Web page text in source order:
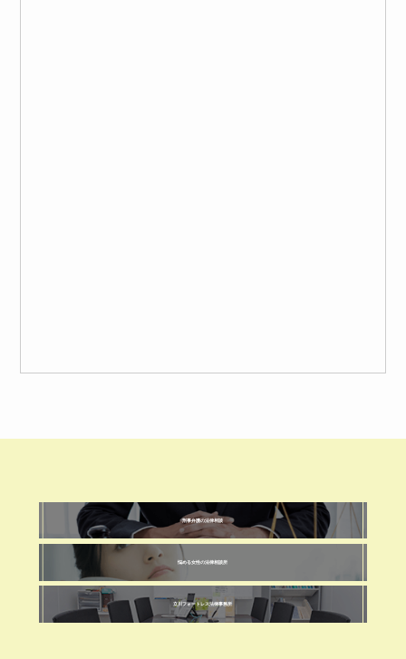
刑事弁護の法律相談
悩める女性の法律相談所
立川フォートレス法律事務所